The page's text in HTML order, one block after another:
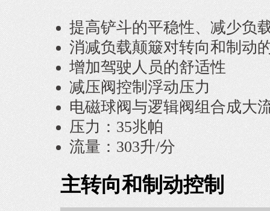
提高铲斗的平稳性、减少负
消减负载颠簸对转向和制动
增加驾驶人员的舒适性
减压阀控制浮动压力
电磁球阀与逻辑阀组合成大
压力：35兆帕
流量：303升/分
主转向和制动控制